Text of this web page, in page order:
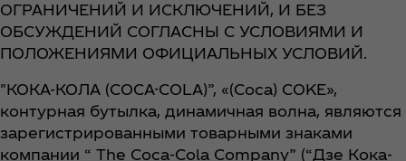
ОГРАНИЧЕНИЙ И ИСКЛЮЧЕНИЙ, И БЕЗ
ОБСУЖДЕНИЙ СОГЛАСНЫ С УСЛОВИЯМИ И
ПОЛОЖЕНИЯМИ ОФИЦИАЛЬНЫХ УСЛОВИЙ.
"КОКА-КОЛА (COCA-COLA)”, «(Coca) COKE»,
контурная бутылка, динамичная волна, являются
зарегистрированными товарными знаками
компании “ The Coca‑Cola Company” (“Дзе Кока-